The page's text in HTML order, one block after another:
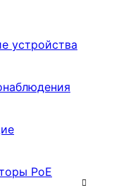
устройства
PoE